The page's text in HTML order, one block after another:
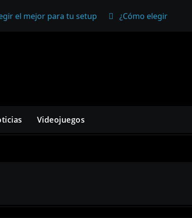
el mejor para tu setup ¿Cómo elegir un
Videojuegos